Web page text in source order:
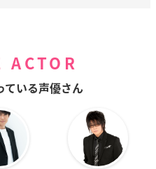
ACTOR
ている声優さん